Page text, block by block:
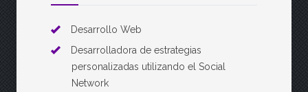
Desarrollo Web
Desarrolladora de estrategias
personalizadas utilizando el Social
Network